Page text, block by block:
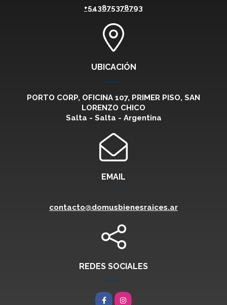
+543875378793
UBICACIÓN
PORTO CORP, OFICINA 107, PRIMER PISO, SAN
LORENZO CHICO
Salta - Salta - Argentina
EMAIL
contacto@domusbienesraices.ar
REDES SOCIALES
FacebookInstagram